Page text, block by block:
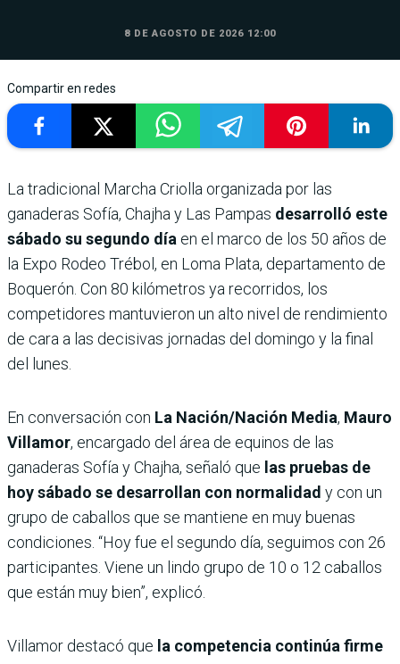
8 DE AGOSTO DE 2026 12:00
Compartir en redes
La tradicional Marcha Criolla organizada por las
ganaderas Sofía, Chajha y Las Pampas desarrolló este
sábado su segundo día en el marco de los 50 años de
la Expo Rodeo Trébol, en Loma Plata, departamento de
Boquerón. Con 80 kilómetros ya recorridos, los
competidores mantuvieron un alto nivel de rendimiento
de cara a las decisivas jornadas del domingo y la final
del lunes.
En conversación con La Nación/Nación Media, Mauro
Villamor, encargado del área de equinos de las
ganaderas Sofía y Chajha, señaló que las pruebas de
hoy sábado se desarrollan con normalidad y con un
grupo de caballos que se mantiene en muy buenas
condiciones. “Hoy fue el segundo día, seguimos con 26
participantes. Viene un lindo grupo de 10 o 12 caballos
que están muy bien”, explicó.
Villamor destacó que la competencia continúa firme